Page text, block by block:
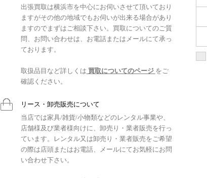
出張買取は横浜市を中心にお伺いさせて頂いており
ますがその他の地域でもお伺いが出来る場合があり
ますのでまずはご相談下さい。買取についてのご質
問、お問い合わせは、お電話またはメールにて承っ
ております。
取扱品目など詳しくは 買取についてのページ をご
確認ください。
リース・卸売販売について
当店では家具/雑貨/小物類などのレンタル事業や、
店舗様及び業者様向けに、卸売り・業者販売を行っ
ています。レンタル又は卸売り・業者販売をご希望
の際は店頭またはお電話、メールにてお気軽にお問
い合わせ下さい。